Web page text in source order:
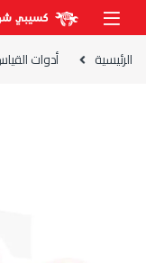
Skip to navigation
Skip to content
الرئيسية أدوات